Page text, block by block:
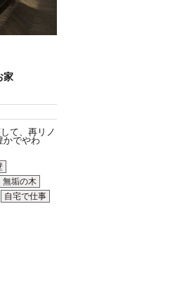
家
て、再リノ
かでやわ
無垢の木
自宅で仕事